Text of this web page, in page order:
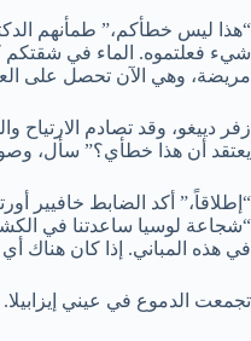
“هذا ليس خطأكم،” طمأنهم
شيء فعلتموه. الماء في شقتكم
مريضة، وهي الآن تحصل على
زفر دييغو، وقد تصادم الارتياح
يعتقد أن هذا خطأي؟” سأل،
“إطلاقاً،” أكد الضابط خافيير
“شجاعة لوسيا ساعدتنا في
في هذه المباني. إذا كان هناك
تجمعت الدموع في عيني